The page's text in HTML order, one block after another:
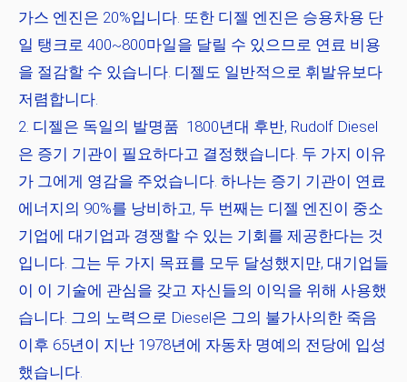
가스 엔진은 20%입니다. 또한 디젤 엔진은 승용차용 단
일 탱크로 400~800마일을 달릴 수 있으므로 연료 비용
을 절감할 수 있습니다. 디젤도 일반적으로 휘발유보다
저렴합니다.
디젤은 독일의 발명품 1800년대 후반, Rudolf Diesel
은 증기 기관이 필요하다고 결정했습니다. 두 가지 이유
가 그에게 영감을 주었습니다. 하나는 증기 기관이 연료
에너지의 90%를 낭비하고, 두 번째는 디젤 엔진이 중소
기업에 대기업과 경쟁할 수 있는 기회를 제공한다는 것
입니다. 그는 두 가지 목표를 모두 달성했지만, 대기업들
이 이 기술에 관심을 갖고 자신들의 이익을 위해 사용했
습니다. 그의 노력으로 Diesel은 그의 불가사의한 죽음
이후 65년이 지난 1978년에 자동차 명예의 전당에 입성
했습니다.